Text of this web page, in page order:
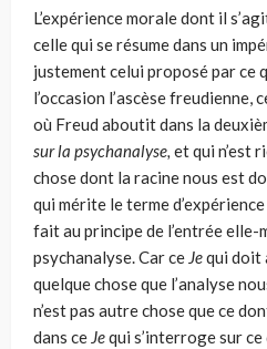
L’expérience morale dont il
celle qui se résume dans un
justement celui proposé par ce
l’occasion l’ascèse freudienne,
où Freud aboutit dans la
sur la psychanalyse, et qui n’est
chose dont la racine nous est
qui mérite le terme
fait au principe de l’entrée elle-
psychanalyse. Car ce Jequi doit
quelque chose que l’analyse
n’est pas autre chose que ce
dans ce Jequi s’interroge sur ce